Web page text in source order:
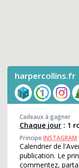
harpercollins.fr
Cadeaux à gagner
Chaque jour : 1
PrincipeINSTAGRAM
Calendrier de
publication. Le
commentez,